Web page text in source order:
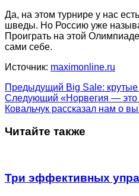
Да, на этом турнире у нас
шведы. Но Россию уже
Проиграть на этой
сами себе.
Источник: maximonline.ru
Предыдущий Big Sale:
Следующий «Норвегия —
Ковальчук рассказал нам о
Читайте также
Три эффективных